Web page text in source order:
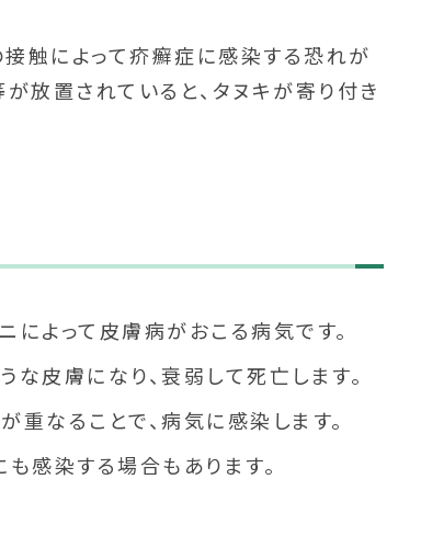
触によって疥癬症に感染する恐れが
放置されていると、タヌキが寄り付き
よって皮膚病がおこる病気です。
皮膚になり、衰弱して死亡します。
なることで、病気に感染します。
感染する場合もあります。